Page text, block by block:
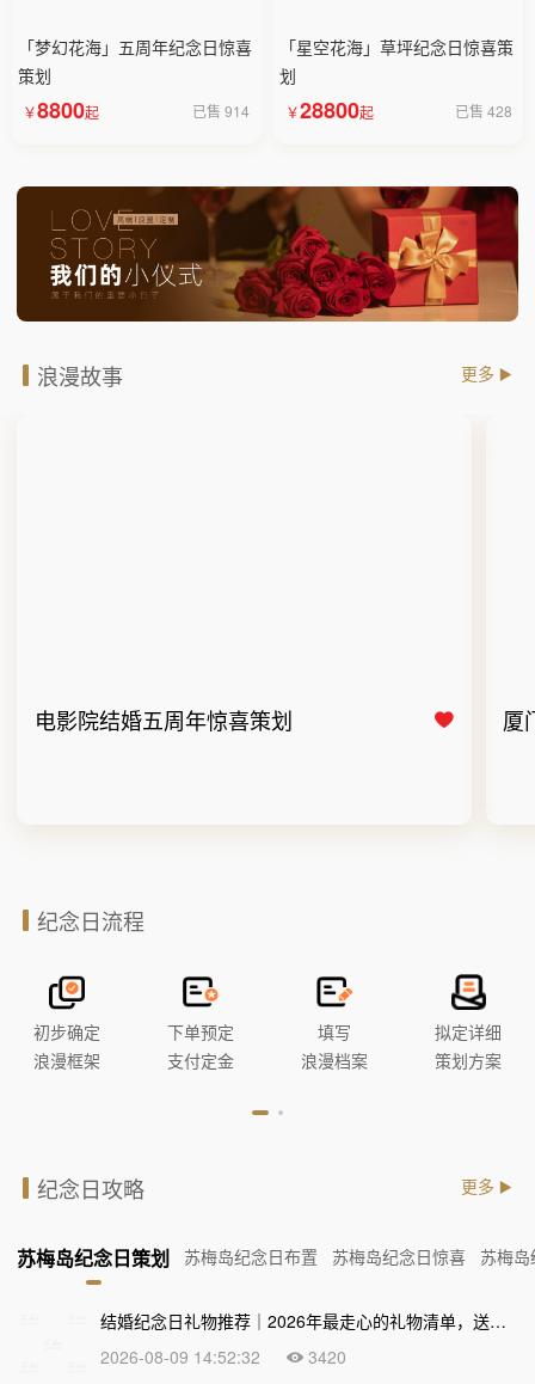
「梦幻花海」五周年纪念日惊喜
策划
8800 已售 914
「星空花海」草坪纪念日惊喜策
划
28800 已售 428
浪漫故事 更多
电影院结婚五周年惊喜策划 厦
纪念日流程
初步确定
浪漫框架
下单预定
支付定金
填写
浪漫档案
拟定详细
策划方案
纪念日攻略 更多
苏梅岛纪念日策划 苏梅岛纪念日布置 苏梅岛纪念日惊喜 苏梅
结婚纪念日礼物推荐｜2026年最走心的礼物清单，送到心坎上才不算白过！
2026-08-09 14:52:32
3420